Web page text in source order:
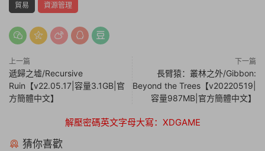
貿易
資源管理
上一篇
遞歸之墟/Recursive
Ruin【v22.05.17|容量3.1GB|官
方簡體中文】
下一篇
長臂猿：叢林之外/Gibbon:
Beyond the Trees【v20220519|
容量987MB|官方簡體中文】
解壓密碼英文字母大寫：XDGAME
猜你喜歡